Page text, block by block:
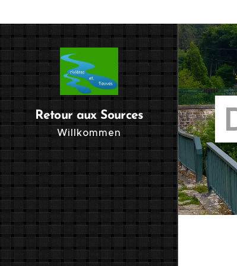
Retour aux Sources
Willkommen